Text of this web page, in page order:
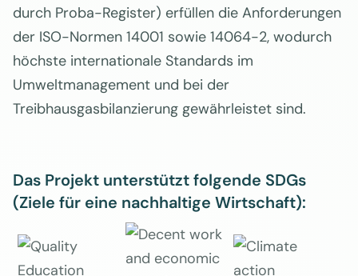
durch Proba-Register) erfüllen die Anforderungen
der ISO-Normen 14001 sowie 14064-2, wodurch
höchste internationale Standards im
Umweltmanagement und bei der
Treibhausgasbilanzierung gewährleistet sind.
Das Projekt unterstützt folgende SDGs
(Ziele für eine nachhaltige Wirtschaft):